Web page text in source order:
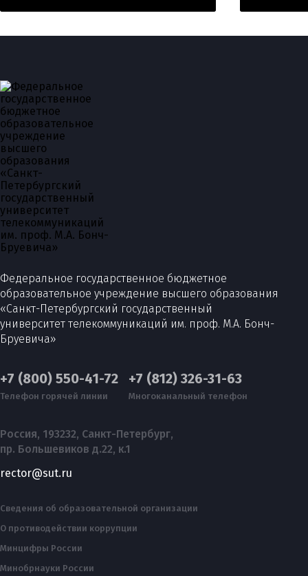
Федеральное государственное бюджетное
образовательное учреждение высшего образования
«Санкт-Петербургский государственный
университет телекоммуникаций им. проф. М.А. Бонч-
Бруевича»
+7 (800) 550-41-72
Телефон горячей линии
+7 (812) 326-31-63
Многоканальный телефон
Россия, 193232, Санкт-Петербург,
пр. Большевиков д.22, к.1
rector@sut.ru
Сведения об образовательной организации
О противодействии коррупции
Минцифры России
Минобрнауки России